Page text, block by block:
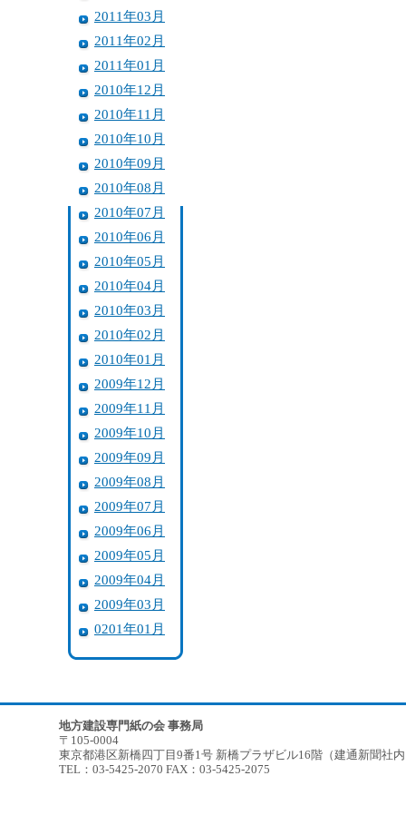
2011年03月
2011年02月
2011年01月
2010年12月
2010年11月
2010年10月
2010年09月
2010年08月
2010年07月
2010年06月
2010年05月
2010年04月
2010年03月
2010年02月
2010年01月
2009年12月
2009年11月
2009年10月
2009年09月
2009年08月
2009年07月
2009年06月
2009年05月
2009年04月
2009年03月
0201年01月
地方建設専門紙の会 事務局
〒105-0004
東京都港区新橋四丁目9番1号 新橋プラザビル16階（建通新聞社
TEL：03-5425-2070 FAX：03-5425-2075